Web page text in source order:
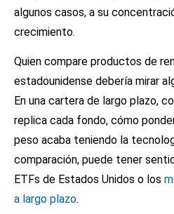
algunos casos, a su
crecimiento.
Quien compare productos de
estadounidense debería mirar
En una cartera de largo plazo,
replica cada fondo, cómo
peso acaba teniendo la
comparación, puede tener
ETFs de Estados Unidos o los
a largo plazo.